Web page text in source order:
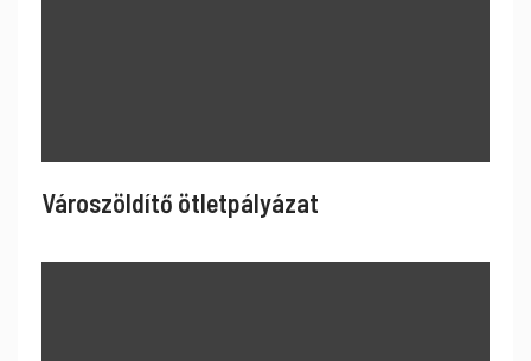
Városzöldítő ötletpályázat